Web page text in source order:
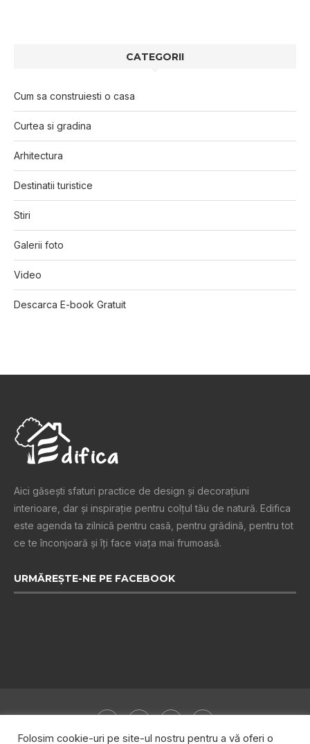
CATEGORII
Cum sa construiesti o casa
Curtea si gradina
Arhitectura
Destinatii turistice
Stiri
Galerii foto
Video
Descarca E-book Gratuit
Aici găsești sfaturi practice de design şi decoraţiuni
interioare, dar și inspiraţie pentru colţul tău de natură. Edifica
este agenda ta zilnică pentru casă, pentru grădină, pentru tot
ce te înconjoară şi îţi face viaţa mai frumoasă.
URMĂREȘTE-NE PE FACEBOOK
Folosim cookie-uri pe site-ul nostru pentru a vă oferi o